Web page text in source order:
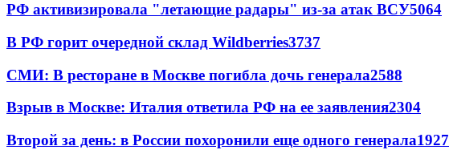
РФ активизировала "летающие радары" из-за атак ВСУ5064
В РФ горит очередной склад Wildberries3737
СМИ: В ресторане в Москве погибла дочь генерала2588
Взрыв в Москве: Италия ответила РФ на ее заявления2304
Второй за день: в России похоронили еще одного генерала1927